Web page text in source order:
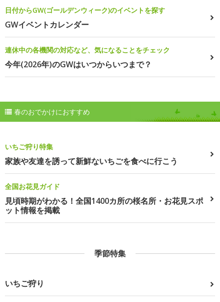
日付からGW(ゴールデンウィーク)のイベントを探す
GWイベントカレンダー
連休中の各機関の対応など、気になることをチェック
今年(2026年)のGWはいつからいつまで？
春のおでかけにおすすめ
いちご狩り特集
家族や友達を誘って新鮮ないちごを食べに行こう
全国お花見ガイド
見頃時期がわかる！全国1400カ所の桜名所・お花見スポ
ット情報を掲載
季節特集
いちご狩り